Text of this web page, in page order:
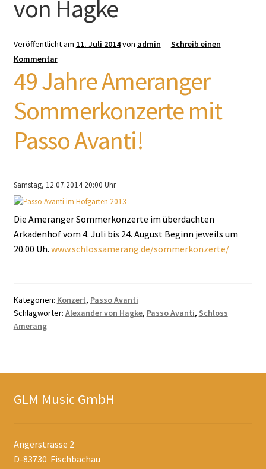
von Hagke
Veröffentlicht am 11. Juli 2014von admin —Schreib einen
Kommentar
49 Jahre Ameranger
Sommerkonzerte mit
Passo Avanti!
Samstag, 12.07.2014 20:00 Uhr
Die Ameranger Sommerkonzerte im überdachten
Arkadenhof vom 4. Juli bis 24. August Beginn jeweils um
20.00 Uh. www.schlossamerang.de/sommerkonzerte/
Kategorien: Konzert, Passo Avanti
Schlagwörter: Alexander von Hagke, Passo Avanti, Schloss
Amerang
GLM Music GmbH
Angerstrasse 2
D-83730 Fischbachau